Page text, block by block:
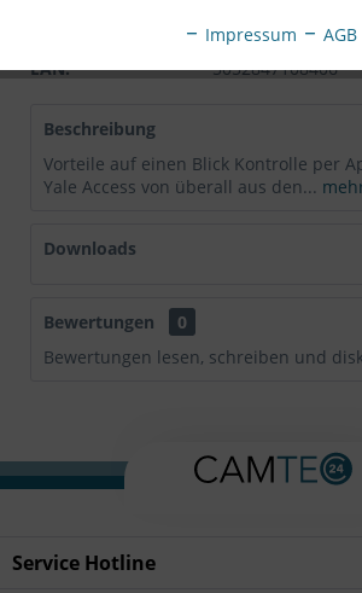
05/101200/MB
EAN:
5052847108406
Beschreibung
Vorteile auf einen Blick Kontrolle per
Yale Access von überall aus den...
Downloads
Bewertungen
0
Bewertungen lesen, schreiben und
Service Hotline
Impressum AGB